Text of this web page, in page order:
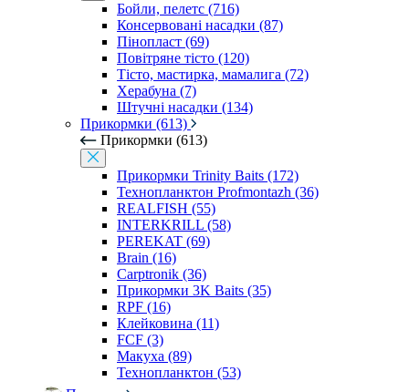
Бойли, пелетс (716)
Консервовані насадки (87)
Пінопласт (69)
Повітряне тісто (120)
Тісто, мастирка, мамалига (72)
Херабуна (7)
Штучні насадки (134)
Прикормки (613)
Прикормки (613)
Прикормки Trinity Baits (172)
Технопланктон Profmontazh (36)
REALFISH (55)
INTERKRILL (58)
PEREKAT (69)
Brain (16)
Carptronik (36)
Прикормки 3K Baits (35)
RPF (16)
Клейковина (11)
FCF (3)
Макуха (89)
Технопланктон (53)